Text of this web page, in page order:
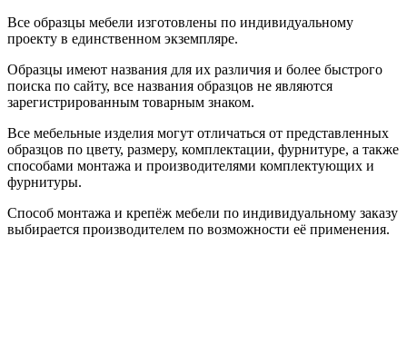
Все образцы мебели изготовлены по индивидуальному
проекту в единственном экземпляре.
Образцы имеют названия для их различия и более быстрого
поиска по сайту, все названия образцов не являются
зарегистрированным товарным знаком.
Все мебельные изделия могут отличаться от представленных
образцов по цвету, размеру, комплектации, фурнитуре, а также
способами монтажа и производителями комплектующих и
фурнитуры.
Способ монтажа и крепёж мебели по индивидуальному заказу
выбирается производителем по возможности её применения.